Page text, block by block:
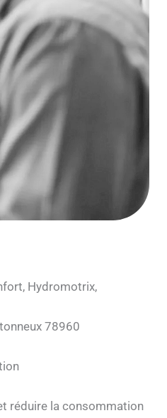
Hydromotrix,
78960
réduire la consommation